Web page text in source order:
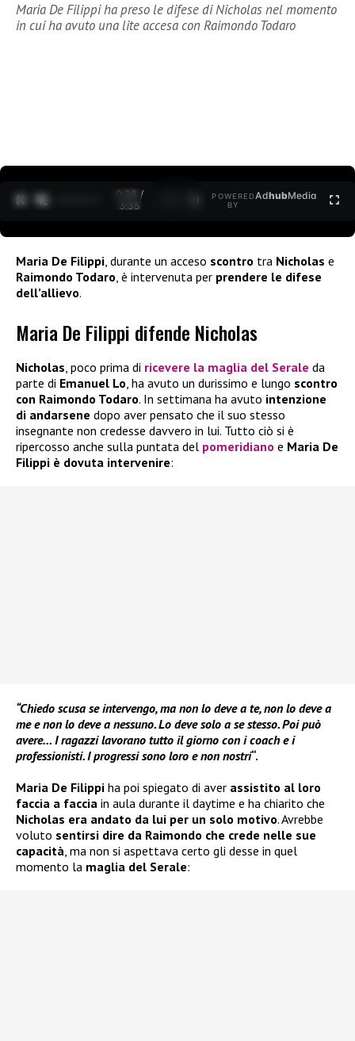
Maria De Filippi ha preso le difese di Nicholas nel momento
in cui ha avuto una lite accesa con Raimondo Todaro
0:30 /
3:35
POWERED
BY
AdhubMedia
Maria De Filippi , durante un acceso scontro tra Nicholas e
Raimondo Todaro , è intervenuta per prendere le difese
dell’allievo.
Maria De Filippi difende Nicholas
Nicholas, poco prima di ricevere la maglia del Serale da
parte di Emanuel Lo, ha avuto un durissimo e lungo scontro
con Raimondo Todaro. In settimana ha avuto intenzione
di andarsene dopo aver pensato che il suo stesso
insegnante non credesse davvero in lui. Tutto ciò si è
ripercosso anche sulla puntata del pomeridiano e Maria De
Filippi è dovuta intervenire:
“Chiedo scusa se intervengo, ma non lo deve a te, non lo deve a
me e non lo deve a nessuno. Lo deve solo a se stesso. Poi può
avere… I ragazzi lavorano tutto il giorno con i coach e i
professionisti. I progressi sono loro e non nostri“.
Maria De Filippi ha poi spiegato di aver assistito al loro
faccia a faccia in aula durante il daytime e ha chiarito che
Nicholas era andato da lui per un solo motivo. Avrebbe
voluto sentirsi dire da Raimondo che crede nelle sue
capacità, ma non si aspettava certo gli desse in quel
momento la maglia del Serale: